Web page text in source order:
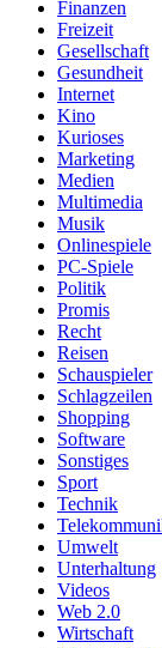
Finanzen
Freizeit
Gesellschaft
Gesundheit
Internet
Kino
Kurioses
Marketing
Medien
Multimedia
Musik
Onlinespiele
PC-Spiele
Politik
Promis
Recht
Reisen
Schauspieler
Schlagzeilen
Shopping
Software
Sonstiges
Sport
Technik
Umwelt
Unterhaltung
Videos
Web 2.0
Wirtschaft